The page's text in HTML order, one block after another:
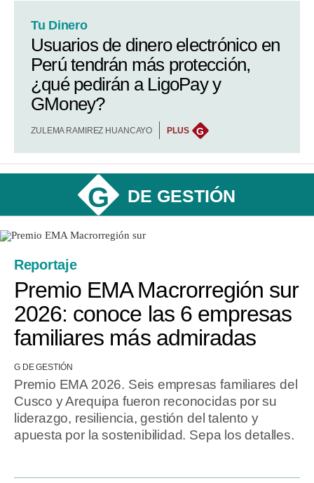
Tu Dinero
Usuarios de dinero electrónico en
Perú tendrán más protección,
¿qué pedirán a LigoPay y
GMoney?
ZULEMA RAMIREZ HUANCAYO PLUS G
G DE GESTIÓN
Reportaje
Premio EMA Macrorregión sur
2026: conoce las 6 empresas
familiares más admiradas
G DE GESTIÓN
Premio EMA 2026. Seis empresas familiares del
Cusco y Arequipa fueron reconocidas por su
liderazgo, resiliencia, gestión del talento y
apuesta por la sostenibilidad. Sepa los detalles.